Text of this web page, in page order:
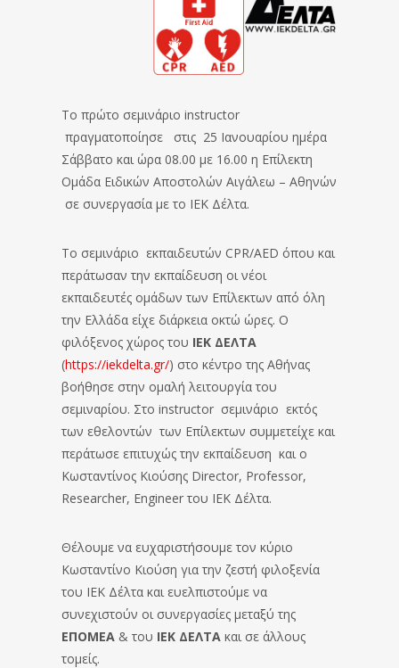
Το πρώτο σεμινάριο instructor
πραγματοποίησε στις 25 Ιανουαρίου ημέρα
Σάββατο και ώρα 08.00 με 16.00 η Επίλεκτη
Ομάδα Ειδικών Αποστολών Αιγάλεω – Αθηνών
σε συνεργασία με το ΙΕΚ Δέλτα.
Το σεμινάριο εκπαιδευτών CPR/AED όπου και
περάτωσαν την εκπαίδευση οι νέοι
εκπαιδευτές ομάδων των Επίλεκτων από όλη
την Ελλάδα είχε διάρκεια οκτώ ώρες. Ο
φιλόξενος χώρος του ΙΕΚ ΔΕΛΤΑ
(https://iekdelta.gr/) στο κέντρο της Αθήνας
βοήθησε στην ομαλή λειτουργία του
σεμιναρίου. Στο instructor σεμινάριο εκτός
των εθελοντών των Επίλεκτων συμμετείχε και
περάτωσε επιτυχώς την εκπαίδευση και ο
Κωσταντίνος Κιούσης Director, Professor,
Researcher, Engineer του ΙΕΚ Δέλτα.
Θέλουμε να ευχαριστήσουμε τον κύριο
Κωσταντίνο Κιούση για την ζεστή φιλοξενία
του ΙΕΚ Δέλτα και ευελπιστούμε να
συνεχιστούν οι συνεργασίες μεταξύ της
ΕΠΟΜΕΑ & του ΙΕΚ ΔΕΛΤΑ και σε άλλους
τομείς.